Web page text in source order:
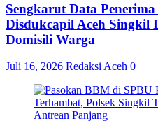
Sengkarut Data
Disdukcapil Aceh Singkil
Domisili Warga
Juli 16, 2026 Redaksi Aceh 0